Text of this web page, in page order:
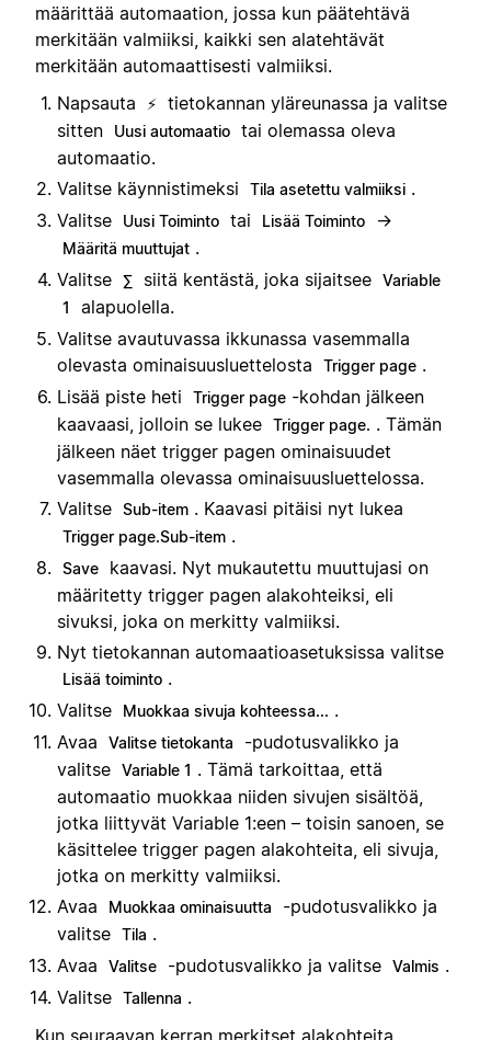
määrittää automaation, jossa kun päätehtävä
merkitään valmiiksi, kaikki sen alatehtävät
merkitään automaattisesti valmiiksi.
Napsauta
⚡ tietokannan yläreunassa ja valitse
sitten
Uusi automaatio tai olemassa oleva
automaatio.
Valitse käynnistimeksi
Tila asetettu valmiiksi .
Valitse
Uusi Toiminto tai Lisää Toiminto →
Määritä muuttujat .
Valitse ∑ siitä kentästä, joka sijaitsee Variable
1
alapuolella.
Valitse avautuvassa ikkunassa vasemmalla
olevasta ominaisuusluettelosta
Trigger page .
Lisää piste heti
Trigger page -kohdan jälkeen
kaavaasi, jolloin se lukee Trigger page. . Tämän
jälkeen näet trigger pagen ominaisuudet
vasemmalla olevassa ominaisuusluettelossa.
Valitse Sub-item . Kaavasi pitäisi nyt lukea
Trigger page.Sub-item .
Save
kaavasi. Nyt mukautettu muuttujasi on
määritetty trigger pagen alakohteiksi, eli
sivuksi, joka on merkitty valmiiksi.
Nyt tietokannan automaatioasetuksissa valitse
Lisää toiminto .
Valitse
Muokkaa sivuja kohteessa... .
Avaa
Valitse tietokanta
-pudotusvalikko ja
valitse Variable 1 . Tämä tarkoittaa, että
automaatio muokkaa niiden sivujen sisältöä,
jotka liittyvät Variable 1:een – toisin sanoen, se
käsittelee trigger pagen alakohteita, eli sivuja,
jotka on merkitty valmiiksi.
Avaa
Muokkaa ominaisuutta
-pudotusvalikko ja
valitse Tila .
Avaa
Valitse -pudotusvalikko ja valitse Valmis .
Valitse Tallenna .